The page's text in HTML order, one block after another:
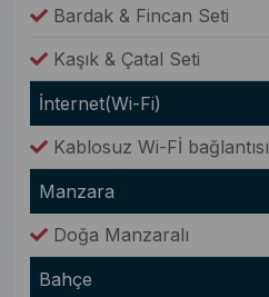
Bardak & Fincan Seti
Kaşık & Çatal Seti
İnternet(Wi-Fi)
Kablosuz Wi-Fİ bağlantısı
Manzara
Doğa Manzaralı
Bahçe